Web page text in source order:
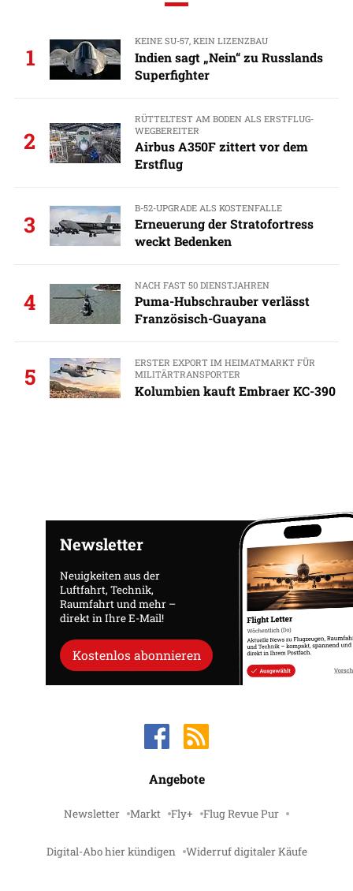
1
KEINE SU-57, KEIN LIZENZBAU
Indien sagt „Nein“ zu Russlands
Superfighter
2
RÜTTELTEST AM BODEN ALS ERSTFLUG-
WEGBEREITER
Airbus A350F zittert vor dem
Erstflug
3
B-52-UPGRADE ALS KOSTENFALLE
Erneuerung der Stratofortress
weckt Bedenken
4
NACH FAST 50 DIENSTJAHREN
Puma-Hubschrauber verlässt
Französisch-Guayana
5
ERSTER EXPORT IM HEIMATMARKT FÜR
MILITÄRTRANSPORTER
Kolumbien kauft Embraer KC-390
Newsletter
Neuigkeiten aus der
Luftfahrt, Technik,
Raumfahrt und mehr –
direkt in Ihre E-Mail!
Kostenlos abonnieren
Angebote
Newsletter Markt Fly+ Flug Revue Pur
Digital-Abo hier kündigen Widerruf digitaler Käufe